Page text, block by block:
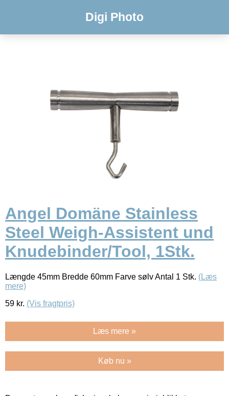
Digi Photo
Angel Domäne Stainless
Steel Weigh-Assistent und
Knudebinder/Tool, 1Stk.
Længde 45mm Bredde 60mm Farve sølv Antal 1 Stk. (Læs
mere)
59 kr. (Vis fragtpris)
Læs mere »
Køb nu »